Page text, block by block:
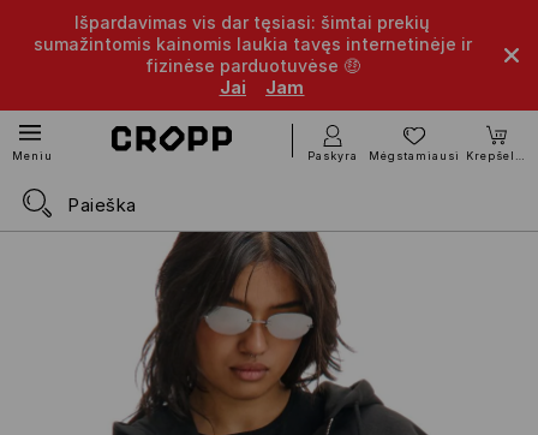
Išpardavimas vis dar tęsiasi: šimtai prekių
sumažintomis kainomis laukia tavęs internetinėje ir
fizinėse parduotuvėse 🤑
Jai
Jam
Meniu Paskyra Mėgstamiausi Krepšelis